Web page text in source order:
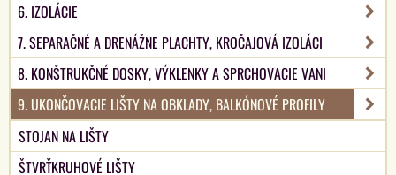
6. IZOLÁCIE
7. SEPARAČNÉ A DRENÁŽNE PLACHTY, KROČAJOVÁ IZOLÁCI
8. KONŠTRUKČNÉ DOSKY, VÝKLENKY A SPRCHOVACIE VANI
9. UKONČOVACIE LIŠTY NA OBKLADY, BALKÓNOVÉ PROFILY
STOJAN NA LIŠTY
ŠTVRŤKRUHOVÉ LIŠTY